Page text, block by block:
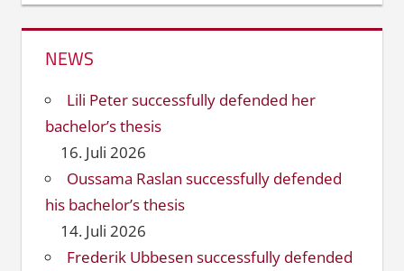
NEWS
Lili Peter successfully defended her
bachelor’s thesis
16. Juli 2026
Oussama Raslan successfully defended
his bachelor’s thesis
14. Juli 2026
Frederik Ubbesen successfully defended